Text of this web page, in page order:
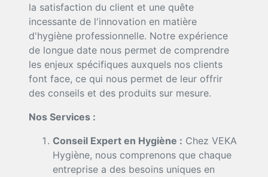
la satisfaction du client et une quête
incessante de l'innovation en matière
d'hygiène professionnelle. Notre expérience
de longue date nous permet de comprendre
les enjeux spécifiques auxquels nos clients
font face, ce qui nous permet de leur offrir
des conseils et des produits sur mesure.
Nos Services :
Conseil Expert en Hygiène : Chez VEKA
Hygiène, nous comprenons que chaque
entreprise a des besoins uniques en